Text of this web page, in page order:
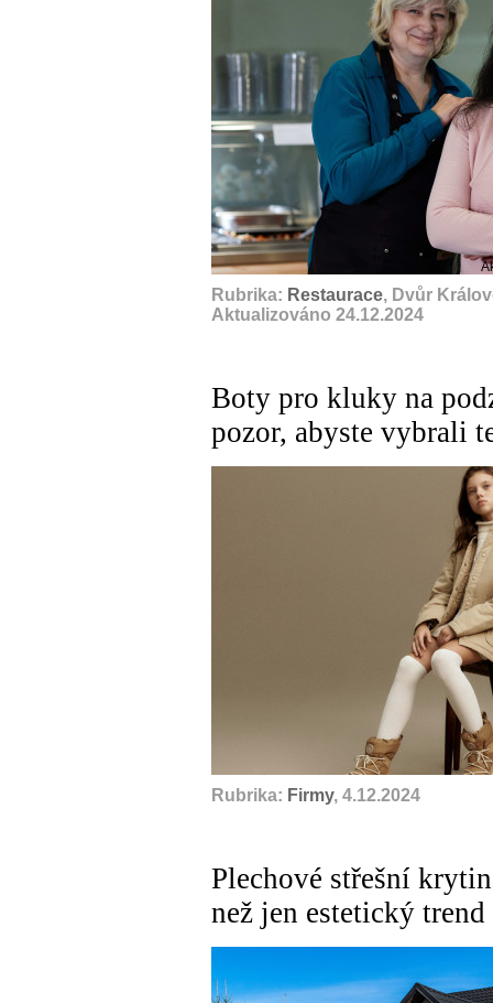
Rubrika: Restaurace, Dvůr
Aktualizováno 24.12.2024
Boty pro kluky na
pozor, abyste vybrali
Rubrika: Firmy, 4.12.2024
Plechové střešní
než jen estetický